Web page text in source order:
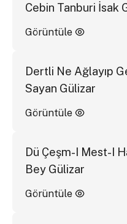
Cebin Tanburi İsak
Görüntüle
Dertli Ne Ağlayıp
Sayan Gülizar
Görüntüle
Dü Çeşm-I Mest-I
Bey Gülizar
Görüntüle